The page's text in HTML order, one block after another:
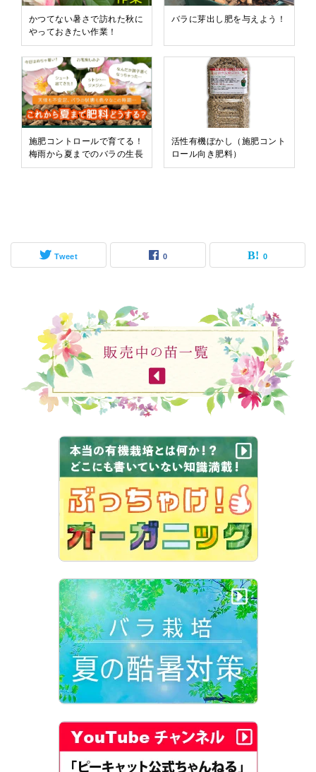
かつてない暑さで訪れた秋に
やっておきたい作業！
バラに芽出し肥を与えよう！
施肥コントロールで育てる！
梅雨から夏までのバラの生長
活性有機ぼかし（施肥コント
ロール向き肥料）
Tweet 0 0